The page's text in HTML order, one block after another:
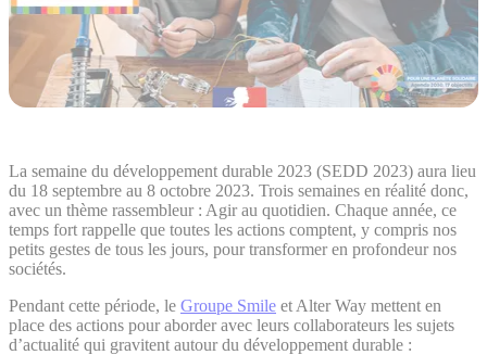
La semaine du développement durable 2023 (SEDD 2023) aura lieu
du 18 septembre au 8 octobre 2023. Trois semaines en réalité donc,
avec un thème rassembleur : Agir au quotidien. Chaque année, ce
temps fort rappelle que toutes les actions comptent, y compris nos
petits gestes de tous les jours, pour transformer en profondeur nos
sociétés.
Pendant cette période, le Groupe Smile et Alter Way mettent en
place des actions pour aborder avec leurs collaborateurs les sujets
d’actualité qui gravitent autour du développement durable :